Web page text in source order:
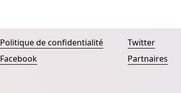
Politique de confidentialité
Facebook
Twitter
Partnaires